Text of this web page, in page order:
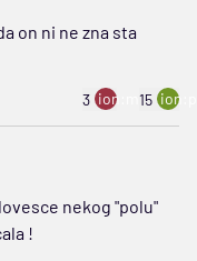
on ni ne zna sta
3 ion:minus
15
nekog "polu"
!